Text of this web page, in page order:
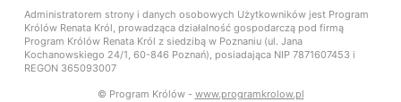
Administratorem strony i danych osobowych Użytkowników jest Program
Królów Renata Król, prowadząca działalność gospodarczą pod firmą
Program Królów Renata Król z siedzibą w Poznaniu (ul. Jana
Kochanowskiego 24/1, 60-846 Poznań), posiadająca NIP 7871607453 i
REGON 365093007
© Program Królów - www.programkrolow.pl